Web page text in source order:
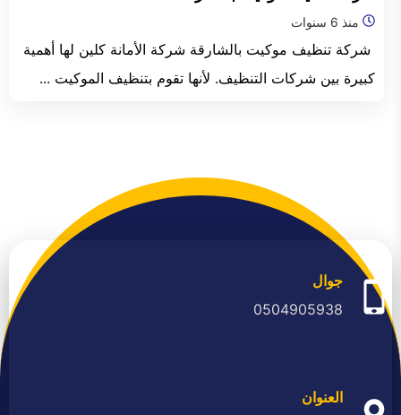
الفجيرة
منذ 6 سنوات
شركة تنظيف موكيت بالشارقة شركة الأمانة كلين لها أهمية
كبيرة بين شركات التنظيف. لأنها تقوم بتنظيف الموكيت ...
جوال
0504905938
العنوان